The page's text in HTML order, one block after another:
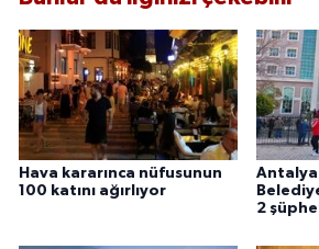
Hava kararınca nüfusunun
100 katını ağırlıyor
Antalya
2